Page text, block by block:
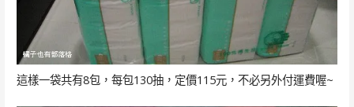
這樣一袋共有8包，每包130抽，定價115元，不必另外付運費喔~